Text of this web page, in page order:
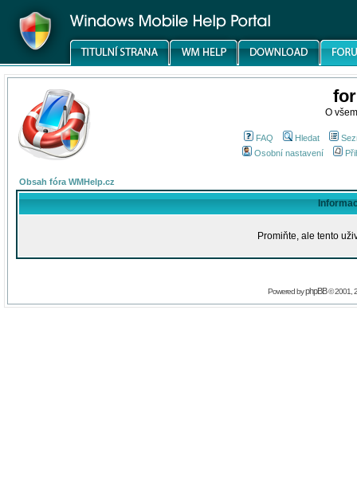
O
FAQ Hledat
Osobní nastavení
Obsah fóra WMHelp.cz
Promiňte, ale tento
Powered byphpBB© 2001,